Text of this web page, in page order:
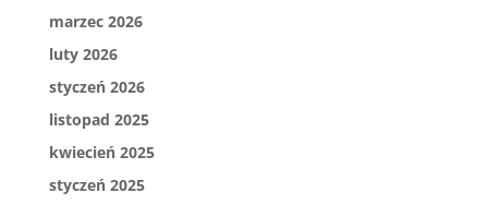
marzec 2026
luty 2026
styczeń 2026
listopad 2025
kwiecień 2025
styczeń 2025